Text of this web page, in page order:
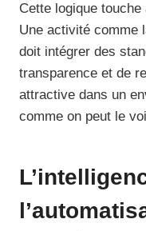
Cette logique
Une activité comme
doit intégrer des
transparence et de
attractive dans un
comme on peut le